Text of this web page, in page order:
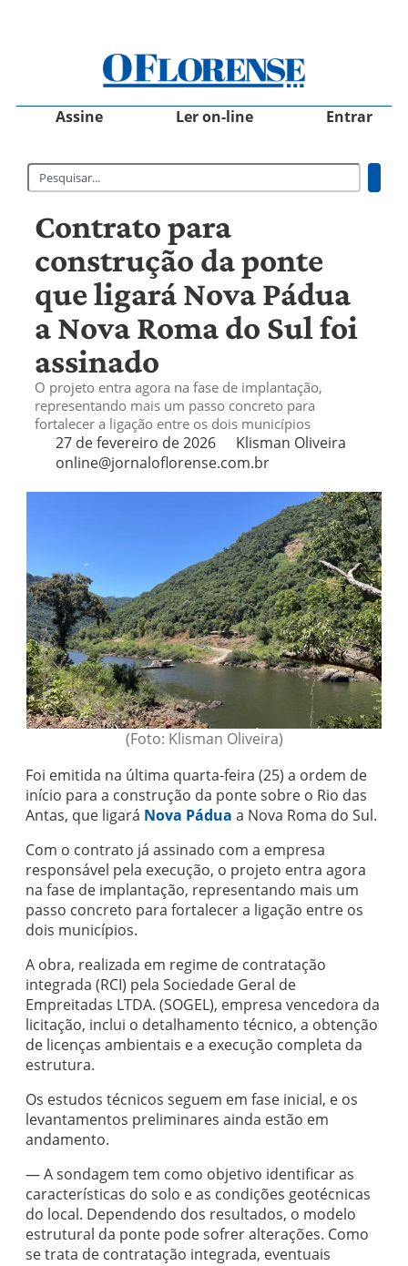
Assine Ler on-line Entrar
Contrato para
construção da ponte
que ligará Nova Pádua
a Nova Roma do Sul foi
assinado
O projeto entra agora na fase de implantação,
representando mais um passo concreto para
fortalecer a ligação entre os dois municípios
27 de fevereiro de 2026
Klisman Oliveira
online@jornaloflorense.com.br
(Foto: Klisman Oliveira)
Foi emitida na última quarta-feira (25) a ordem de
início para a construção da ponte sobre o Rio das
Antas, que ligará Nova Pádua a Nova Roma do Sul.
Com o contrato já assinado com a empresa
responsável pela execução, o projeto entra agora
na fase de implantação, representando mais um
passo concreto para fortalecer a ligação entre os
dois municípios.
A obra, realizada em regime de contratação
integrada (RCI) pela Sociedade Geral de
Empreitadas LTDA. (SOGEL), empresa vencedora da
licitação, inclui o detalhamento técnico, a obtenção
de licenças ambientais e a execução completa da
estrutura.
Os estudos técnicos seguem em fase inicial, e os
levantamentos preliminares ainda estão em
andamento.
— A sondagem tem como objetivo identificar as
características do solo e as condições geotécnicas
do local. Dependendo dos resultados, o modelo
estrutural da ponte pode sofrer alterações. Como
se trata de contratação integrada, eventuais